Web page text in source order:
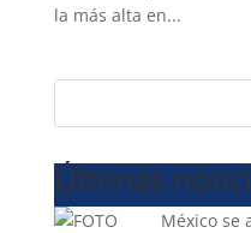
la más alta en...
Últimas
México se